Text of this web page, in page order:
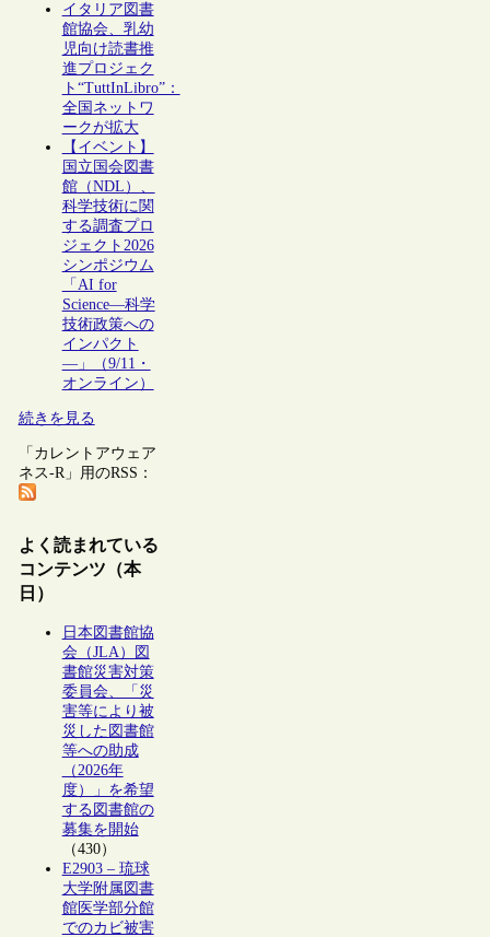
イタリア図書
館協会、乳幼
児向け読書推
進プロジェク
ト“TuttInLibro”：
全国ネットワ
ークが拡大
【イベント】
国立国会図書
館（NDL）、
科学技術に関
する調査プロ
ジェクト2026
シンポジウム
「AI for
Science―科学
技術政策への
インパクト
―」（9/11・
オンライン）
続きを見る
「カレントアウェア
ネス-R」用のRSS：
よく読まれている
コンテンツ（本
日）
日本図書館協
会（JLA）図
書館災害対策
委員会、「災
害等により被
災した図書館
等への助成
（2026年
度）」を希望
する図書館の
募集を開始
（430）
E2903 – 琉球
大学附属図書
館医学部分館
でのカビ被害